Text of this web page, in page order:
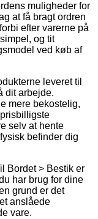
muligheder for
at få bragt ordren
efter varerne på
og tit
ved køb af
leveret til
dit arbejde.
mere bekostelig,
selv at hente
befinder dig
Bordet > Bestik er
har brug for dine
grund er det
anslåede
vare.